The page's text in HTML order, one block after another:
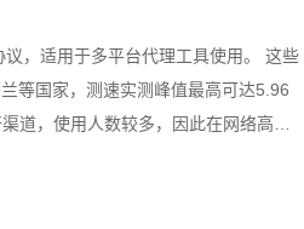
，适用于多平台代理工具使用。 这些
等国家，测速实测峰值最高可达5.96
道，使用人数较多，因此在网络高峰